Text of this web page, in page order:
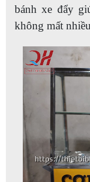
bánh xe đẩy
không mất